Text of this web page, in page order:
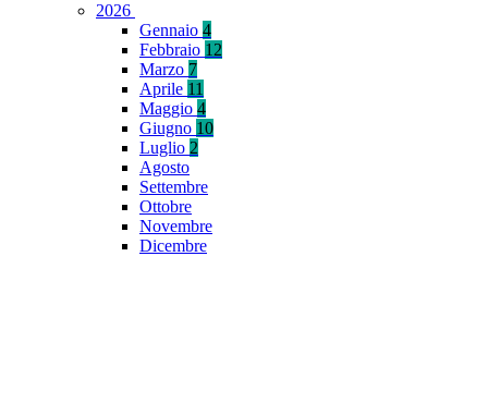
2026
Gennaio 4
Febbraio 12
Marzo 7
Aprile 11
Maggio 4
Giugno 10
Luglio 2
Agosto
Settembre
Ottobre
Novembre
Dicembre